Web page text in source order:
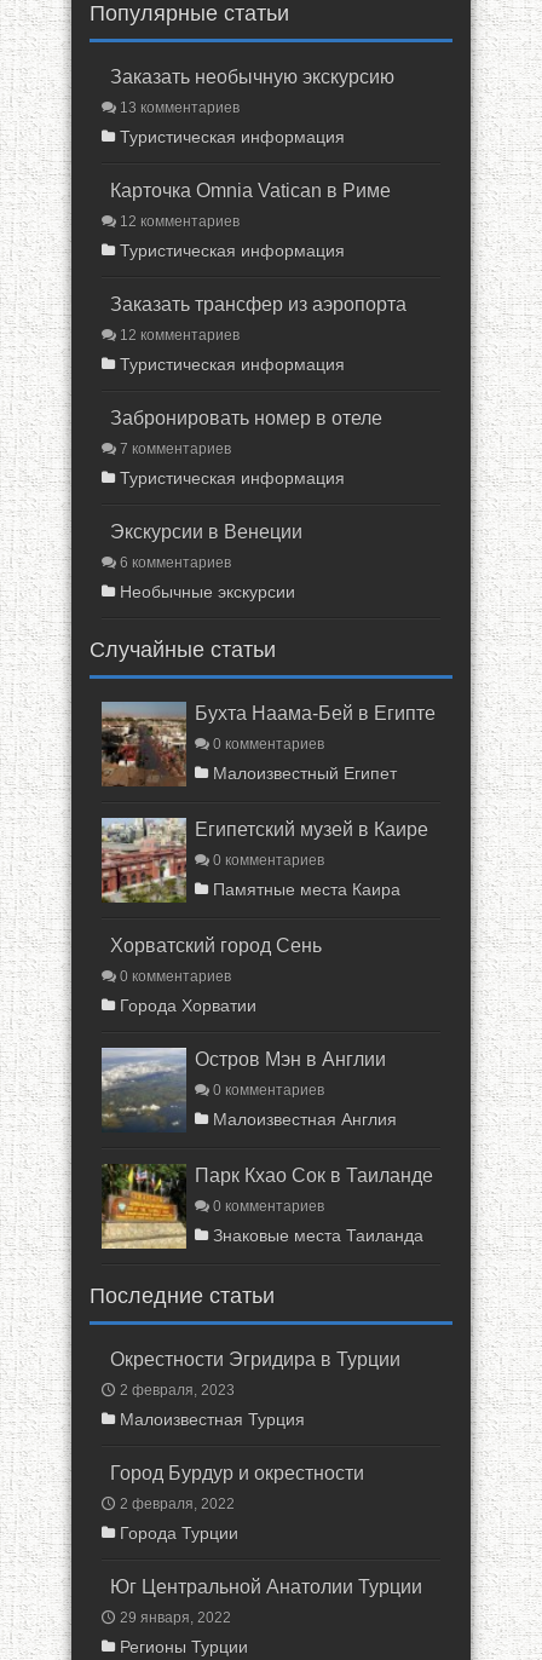
Популярные статьи
Заказать необычную экскурсию
13 комментариев
Туристическая информация
Карточка Omnia Vatican в Риме
12 комментариев
Туристическая информация
Заказать трансфер из аэропорта
12 комментариев
Туристическая информация
Забронировать номер в отеле
7 комментариев
Туристическая информация
Экскурсии в Венеции
6 комментариев
Необычные экскурсии
Случайные статьи
Бухта Наама-Бей в Египте
0 комментариев
Малоизвестный Египет
Египетский музей в Каире
0 комментариев
Памятные места Каира
Хорватский город Сень
0 комментариев
Города Хорватии
Остров Мэн в Англии
0 комментариев
Малоизвестная Англия
Парк Кхао Сок в Таиланде
0 комментариев
Знаковые места Таиланда
Последние статьи
Окрестности Эгридира в Турции
2 февраля, 2023
Малоизвестная Турция
Город Бурдур и окрестности
2 февраля, 2022
Города Турции
Юг Центральной Анатолии Турции
29 января, 2022
Регионы Турции